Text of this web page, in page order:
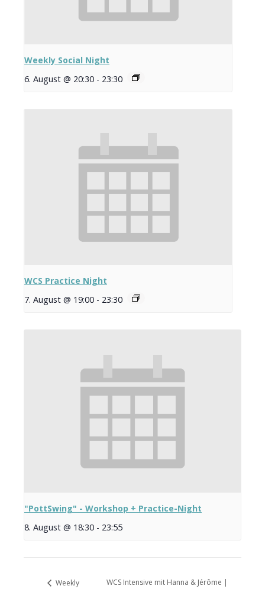
Weekly Social Night
6. August @ 20:30 - 23:30
WCS Practice Night
7. August @ 19:00 - 23:30
"PottSwing" - Workshop + Practice-Night
8. August @ 18:30 - 23:55
Weekly
WCS Intensive mit Hanna & Jérôme |